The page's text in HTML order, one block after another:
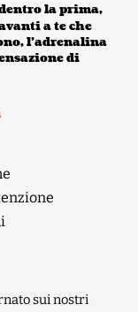
la prima,
a te che
l’adrenalina
di
sui nostri